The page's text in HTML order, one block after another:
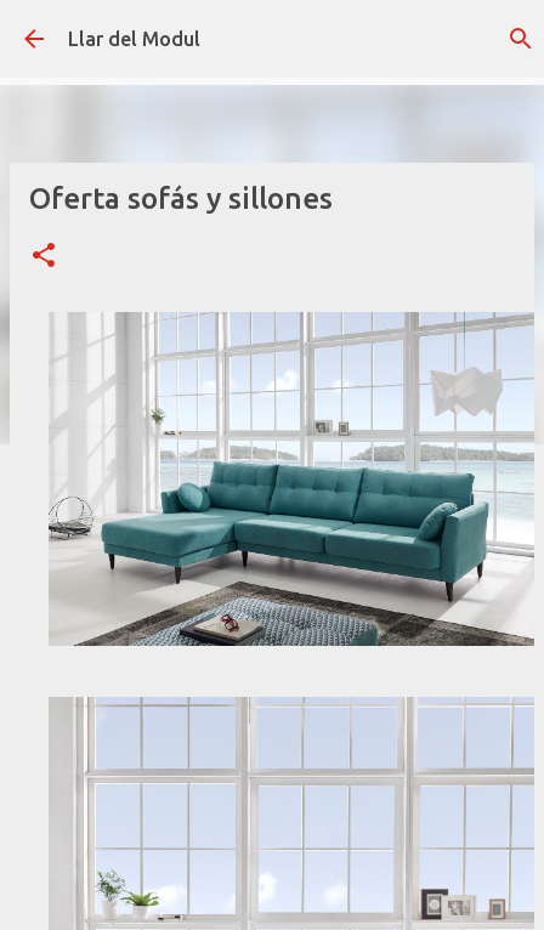
Ir al contenido principal
Llar del Modul
Oferta sofás y sillones